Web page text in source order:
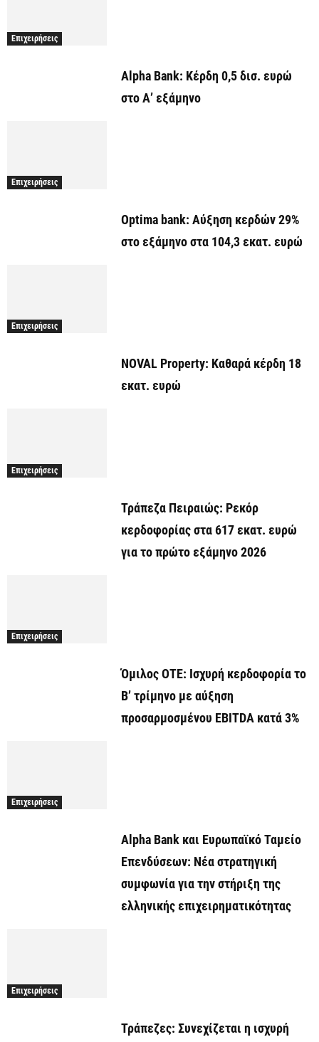
Επιχειρήσεις
Alpha Bank: Κέρδη 0,5 δισ. ευρώ
στο Α’ εξάμηνο
Επιχειρήσεις
Optima bank: Aύξηση κερδών 29%
στο εξάμηνο στα 104,3 εκατ. ευρώ
Επιχειρήσεις
NOVAL Property: Καθαρά κέρδη 18
εκατ. ευρώ
Επιχειρήσεις
Τράπεζα Πειραιώς: Ρεκόρ
κερδοφορίας στα 617 εκατ. ευρώ
για το πρώτο εξάμηνο 2026
Επιχειρήσεις
Όμιλος ΟΤΕ: Ισχυρή κερδοφορία το
Β’ τρίμηνο με αύξηση
προσαρμοσμένου EBITDA κατά 3%
Επιχειρήσεις
Alpha Bank και Ευρωπαϊκό Ταμείο
Επενδύσεων: Νέα στρατηγική
συμφωνία για την στήριξη της
ελληνικής επιχειρηματικότητας
Επιχειρήσεις
Τράπεζες: Συνεχίζεται η ισχυρή